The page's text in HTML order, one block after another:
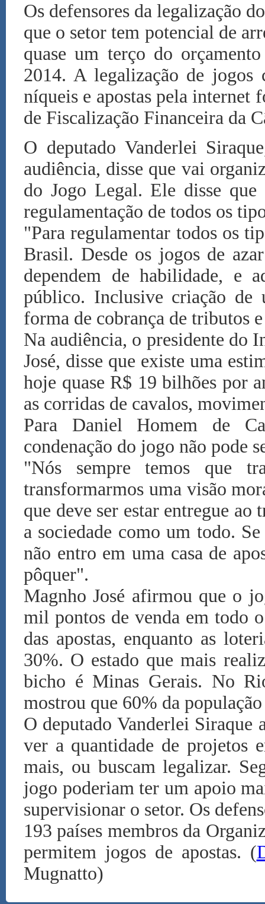
Os defensores da legalização
que o setor tem potencial de
quase um terço do
2014. A legalização de
níqueis e apostas pela internet
de Fiscalização Financeira da
O deputado Vanderlei
audiência, disse que vai
do Jogo Legal. Ele disse
regulamentação de todos os
"Para regulamentar todos os
Brasil. Desde os jogos de
dependem de habilidade, e
público. Inclusive criação de
forma de cobrança de tributos
Na audiência, o presidente do
José, disse que existe uma
hoje quase R$ 19 bilhões por
as corridas de cavalos,
Para Daniel Homem de
condenação do jogo não pode
"Nós sempre temos que
transformarmos uma visão
que deve ser estar entregue
a sociedade como um todo.
não entro em uma casa de
pôquer".
Magnho José afirmou que o
mil pontos de venda em todo
das apostas, enquanto as
30%. O estado que mais
bicho é Minas Gerais. No
mostrou que 60% da
O deputado Vanderlei Siraque
ver a quantidade de projetos
mais, ou buscam legalizar.
jogo poderiam ter um apoio
supervisionar o setor. Os
193 países membros da
permitem jogos de apostas. (
Mugnatto)